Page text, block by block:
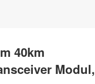
40km
Modul,